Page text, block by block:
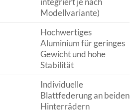
Modellvariante)
Hochwertiges
Aluminium für geringes
Gewicht und hohe
Stabilität
Individuelle
Blattfederung an beiden
Hinterrädern